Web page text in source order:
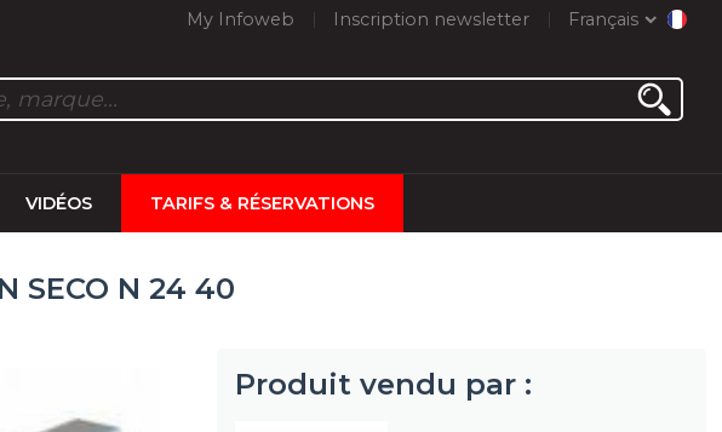
My Infoweb Inscription newsletter Français
VIDÉOS TARIFS & RÉSERVATIONS
N 24 40
Produit vendu par :